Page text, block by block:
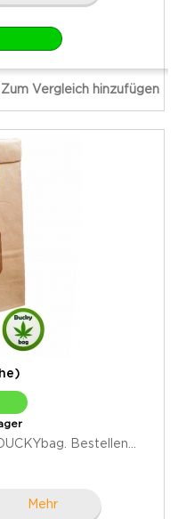
Zum Vergleich hinzufügen
Bestellen...
Mehr